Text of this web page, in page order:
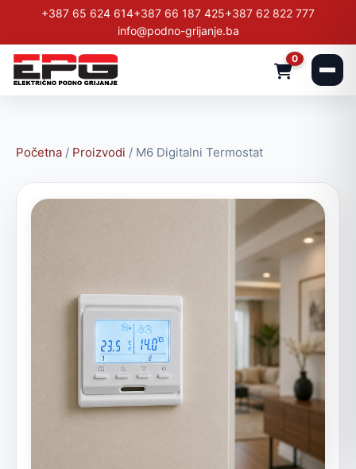
+387 65 624 614+387 66 187 425+387 62 822 777
info@podno-grijanje.ba
0
Početna / Proizvodi / M6 Digitalni Termostat